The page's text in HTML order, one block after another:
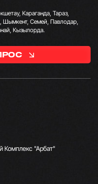
Комплекс "Арбат"
Караганда, Тараз,
Шымкент, Семей, Павлодар,
Кызылорда.